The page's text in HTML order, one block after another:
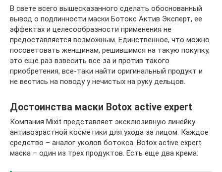
В свете всего вышесказанного сделать обоснованный
вывод о подлинности маски Ботокс Актив Эксперт, ее
эффектах и целесообразности применения не
предоставляется возможным. Единственное, что можно
посоветовать женщинам, решившимся на такую покупку,
это еще раз взвесить все за и против такого
приобретения, все-таки найти оригинальный продукт и
не вестись на поводу у нечистых на руку дельцов.
Достоинства маски Botox active expert
Компания Mixit представляет эксклюзивную линейку
антивозрастной косметики для ухода за лицом. Каждое
средство – аналог уколов ботокса. Botox active expert
маска – один из трех продуктов. Есть еще два крема: